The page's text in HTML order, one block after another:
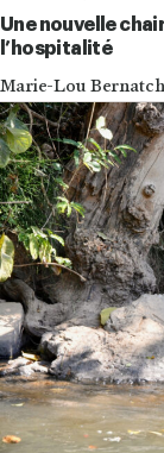
Une nouvelle
l’hospitalité
Marie-Lou